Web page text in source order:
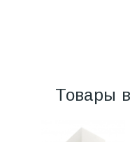
Товары